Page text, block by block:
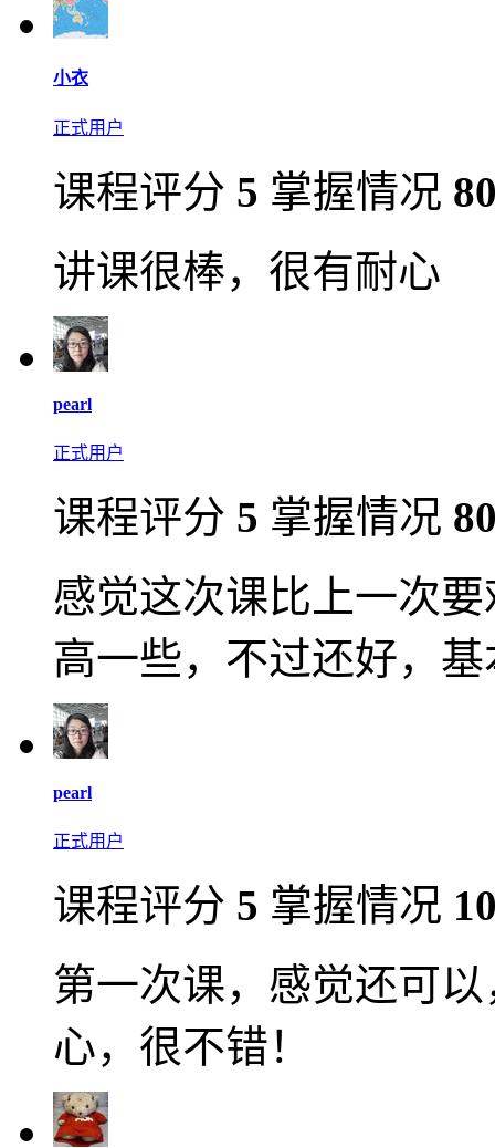
小衣
正式用户
课程评分 5 掌握情况
讲课很棒，很有耐心
pearl
正式用户
课程评分 5 掌握情况
感觉这次课比上一次
高一些，不过还好，
pearl
正式用户
课程评分 5 掌握情况
第一次课，感觉还可
心，很不错！